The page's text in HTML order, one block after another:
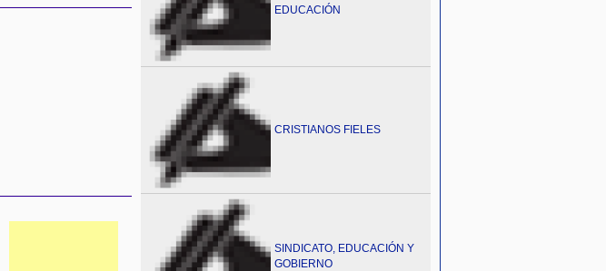
EDUCACIÓN
CRISTIANOS FIELES
SINDICATO, EDUCACIÓN Y
GOBIERNO